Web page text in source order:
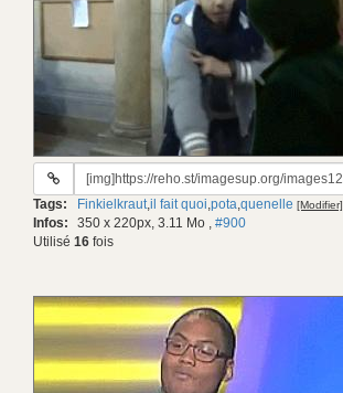
URL
gif:
Tags: Finkielkraut,il fait quoi,pota,quenelle [Modifier]
Infos: 350 x 220px, 3.11 Mo , #900
Utilisé 16 fois